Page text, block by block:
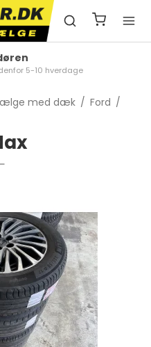
5-10 hverdage
med dæk / Ford /